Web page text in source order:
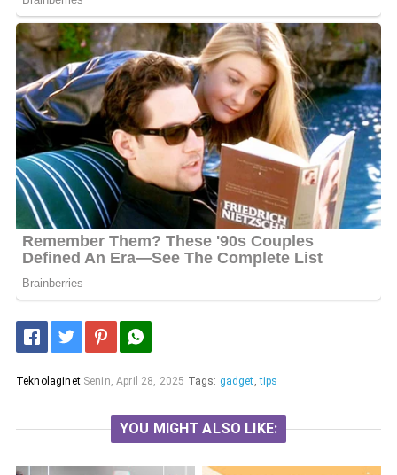
Teknolaginet Senin, April 28, 2025 Tags: gadget,tips
YOU MIGHT ALSO LIKE: